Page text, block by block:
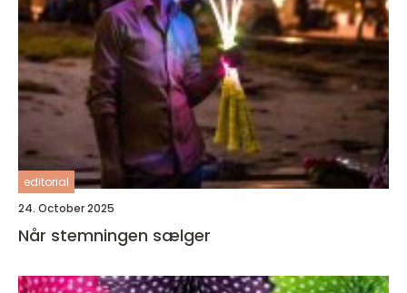
editorial
24. October 2025
Når stemningen sælger